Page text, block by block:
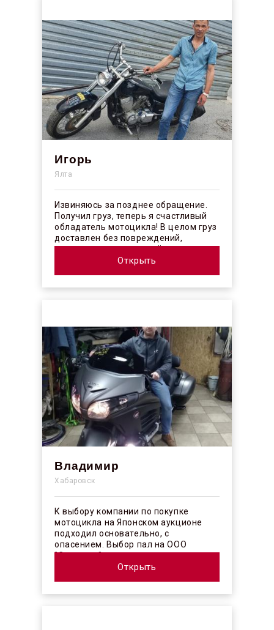
Игорь
Ялта
Извиняюсь за позднее обращение.
Получил груз, теперь я счастливый
обладатель мотоцикла! В целом груз
доставлен без повреждений,
огорчило отсутствие плёночного
Открыть
Владимир
Хабаровск
К выбору компании по покупке
мотоцикла на Японском аукционе
подходил основательно, с
опасением. Выбор пал на ООО
"Синергос" после изучения отзывов в
Открыть